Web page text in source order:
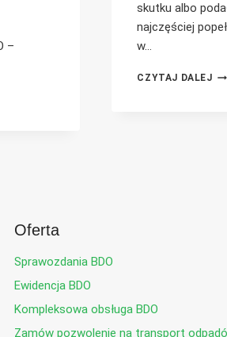
–
skutku albo
najczęściej
w…
CZYTAJ DALEJ
Oferta
Sprawozdania BDO
Ewidencja BDO
Kompleksowa obsługa BDO
Zamów pozwolenie na transport